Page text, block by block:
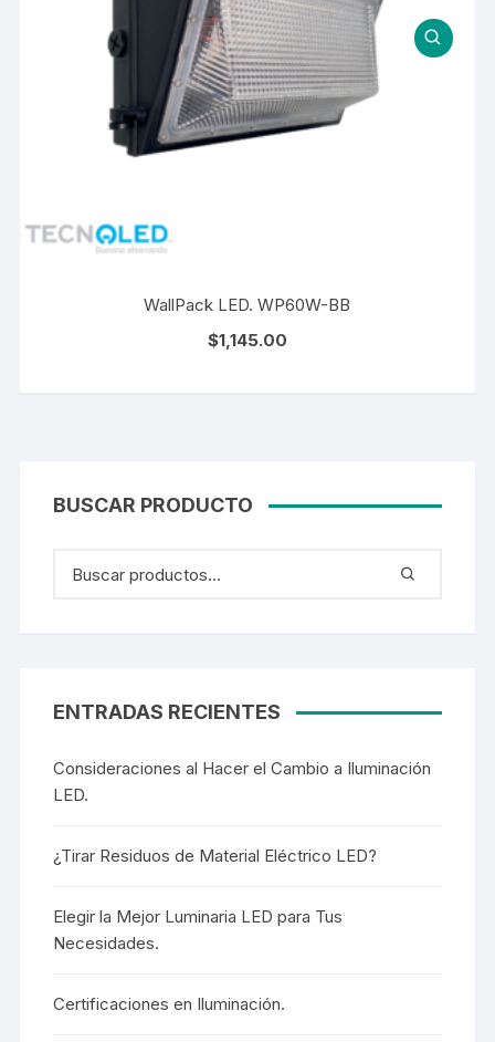
WallPack LED. WP60W-BB
$1,145.00
BUSCAR PRODUCTO
ENTRADAS RECIENTES
Consideraciones al Hacer el Cambio a Iluminación
LED.
¿Tirar Residuos de Material Eléctrico LED?
Elegir la Mejor Luminaria LED para Tus
Necesidades.
Certificaciones en Iluminación.